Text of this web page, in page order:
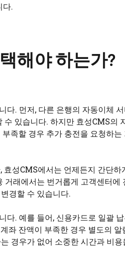
다.
해야 하는가?
다. 먼저, 다른 은행의 자동이체
있습니다. 하지만 효성CMS의
족할 경우 추가 충전을 요청하는
성CMS에서는 언제든지 간단하
거래에서는 번거롭게 고객센터에
경할 수 있습니다.
다. 예를 들어, 신용카드로 일괄
좌 잔액이 부족한 경우 별도의 알
경우가 없어 소중한 시간과 비용